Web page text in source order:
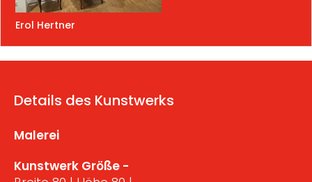
Erol Hertner
Details des Kunstwerks
Malerei
Kunstwerk Größe -